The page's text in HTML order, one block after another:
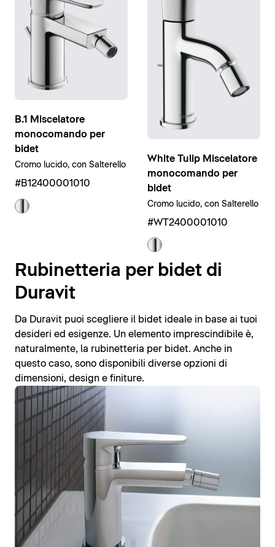
B.1 Miscelatore
monocomando per
bidet
Cromo lucido, con Salterello
#B12400001010
White Tulip Miscelatore
monocomando per
bidet
Cromo lucido, con Salterello
#WT2400001010
Rubinetteria per bidet di
Duravit
Da Duravit puoi scegliere il bidet ideale in base ai tuoi
desideri ed esigenze. Un elemento imprescindibile è,
naturalmente, la rubinetteria per bidet. Anche in
questo caso, sono disponibili diverse opzioni di
dimensioni, design e finiture.